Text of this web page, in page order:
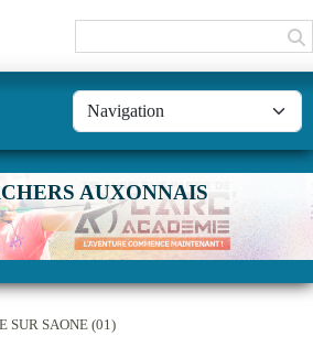
AUXONNAIS
SUR SAONE (01)